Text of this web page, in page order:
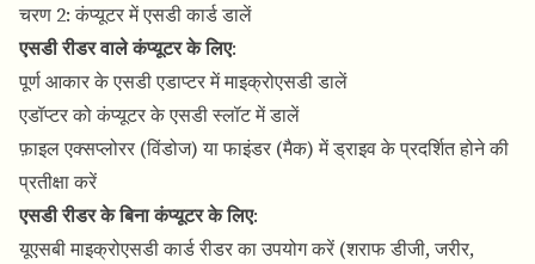
चरण 2: कंप्यूटर में एसडी कार्ड डालें
एसडी रीडर वाले कंप्यूटर के लिए:
पूर्ण आकार के एसडी एडाप्टर में माइक्रोएसडी डालें
एडॉप्टर को कंप्यूटर के एसडी स्लॉट में डालें
फ़ाइल एक्सप्लोरर (विंडोज) या फाइंडर (मैक) में ड्राइव के प्रदर्शित होने की
प्रतीक्षा करें
एसडी रीडर के बिना कंप्यूटर के लिए:
यूएसबी माइक्रोएसडी कार्ड रीडर का उपयोग करें (शराफ डीजी, जरीर,